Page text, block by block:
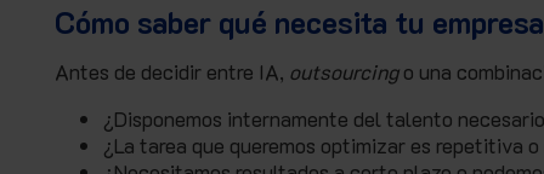
Cómo saber qué necesita tu empresa
Antes de decidir entre IA, outsourcingo una
¿Disponemos internamente del talento
¿La tarea que queremos optimizar es repetitiva